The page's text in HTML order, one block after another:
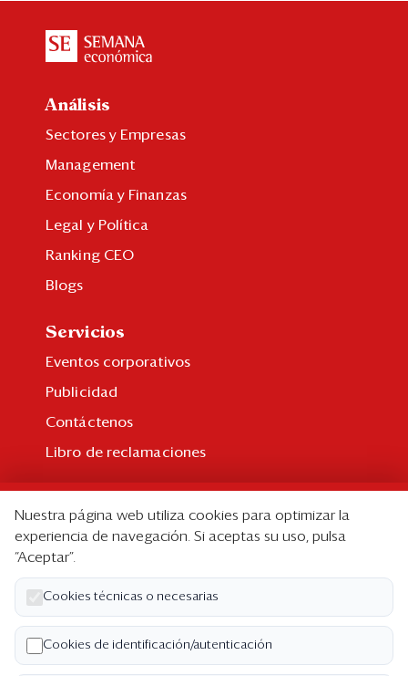
Análisis
Sectores y Empresas
Management
Economía y Finanzas
Legal y Política
Ranking CEO
Blogs
Servicios
Eventos corporativos
Publicidad
Contáctenos
Libro de reclamaciones
Suscripción individual
Paquetes corporativos
Edición Impresa
Nosotros
Quiénes somos
Nuestra página web utiliza cookies para optimizar la
experiencia de navegación. Si aceptas su uso, pulsa
“Aceptar”.
Cookies técnicas o necesarias
Cookies de identificación/autenticación